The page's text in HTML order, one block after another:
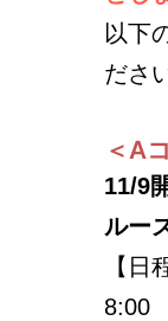
以下
ださ
＜A
11/9
ルー
【
8:00